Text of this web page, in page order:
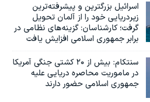
اسرائيل بزرگترین و پیشرفته‌ترین
زیردریایی خود را از آلمان تحویل
گرفت؛ کارشناسان: گزینه‌های نظامی در
برابر جمهوری اسلامی افزایش یافت
سنتکام: بیش از ۲۰ کشتی جنگی آمریکا
در ماموریت محاصره دریایی علیه
جمهوری اسلامی حضور دارند